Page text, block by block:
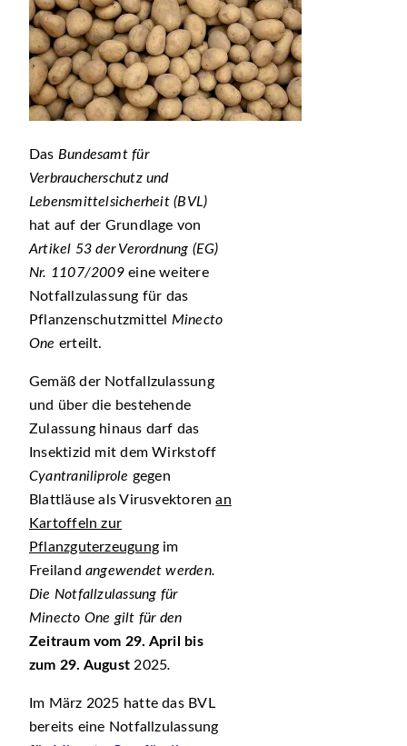
Das Bundesamt für
Verbraucherschutz und
Lebensmittelsicherheit (BVL)
hat auf der Grundlage von
Artikel 53 der Verordnung (EG)
Nr. 1107/2009eine weitere
Notfallzulassung für das
Pflanzenschutzmittel Minecto
One erteilt.
Gemäß der Notfallzulassung
und über die bestehende
Zulassung hinaus darf das
Insektizid mit dem Wirkstoff
Cyantraniliprole gegen
Blattläuse als Virusvektorenan
Kartoffeln zur
Pflanzguterzeugungim
Freiland angewendet werden.
Die Notfallzulassung für
Minecto One gilt für den
Zeitraum vom 29. April bis
zum 29. August 2025.
Im März 2025 hatte das BVL
bereits eine Notfallzulassung